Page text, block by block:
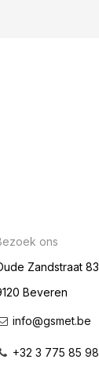
ons
Zandstraat 83
Beveren
info@gsmet.be
+32 3 775 85 98